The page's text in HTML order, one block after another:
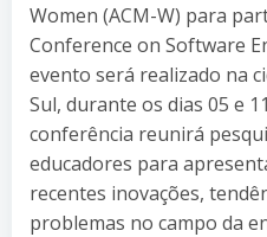
Women (ACM-W) para
Conference on Software
evento será realizado na
Sul, durante os dias 05 e
conferência reunirá
educadores para
recentes inovações,
problemas no campo da